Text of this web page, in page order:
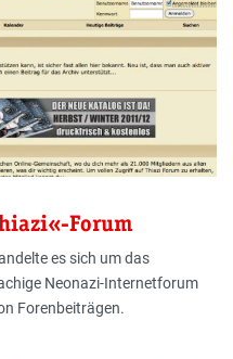
Forum
es sich um das
Neonazi-Internetforum
Forenbeiträgen.